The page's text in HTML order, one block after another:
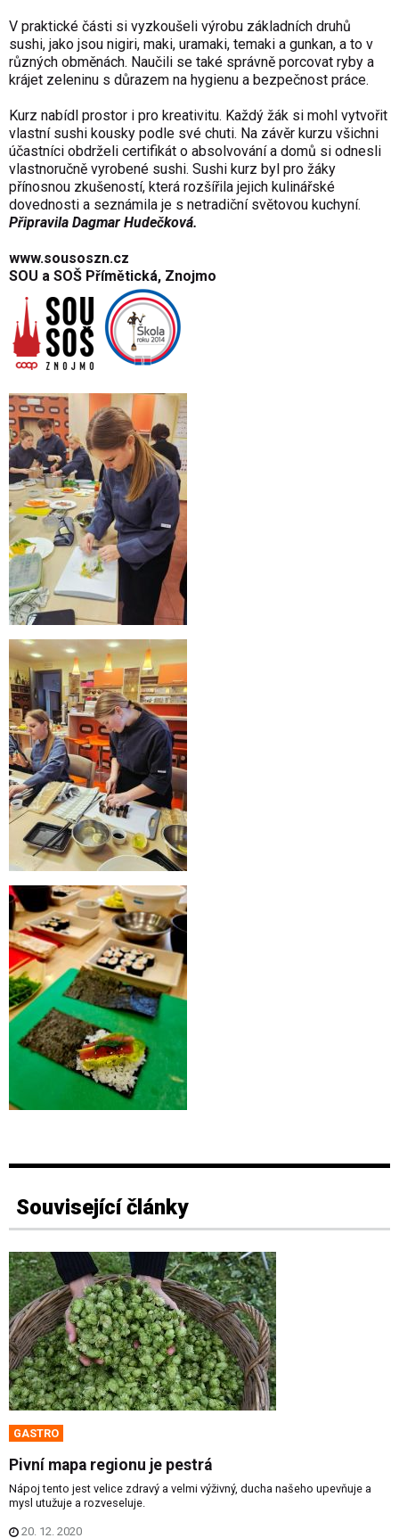
V praktické části si vyzkoušeli výrobu základních druhů
sushi, jako jsou nigiri, maki, uramaki, temaki a gunkan, a to v
různých obměnách. Naučili se také správně porcovat ryby a
krájet zeleninu s důrazem na hygienu a bezpečnost práce.
Kurz nabídl prostor i pro kreativitu. Každý žák si mohl vytvořit
vlastní sushi kousky podle své chuti. Na závěr kurzu všichni
účastníci obdrželi certifikát o absolvování a domů si odnesli
vlastnoručně vyrobené sushi. Sushi kurz byl pro žáky
přínosnou zkušeností, která rozšířila jejich kulinářské
dovednosti a seznámila je s netradiční světovou kuchyní.
Připravila Dagmar Hudečková.
www.sousoszn.cz
SOU a SOŠ Přímětická, Znojmo
Související články
GASTRO
Pivní mapa regionu je pestrá
Nápoj tento jest velice zdravý a velmi výživný, ducha našeho upevňuje a
mysl utužuje a rozveseluje.
20. 12. 2020